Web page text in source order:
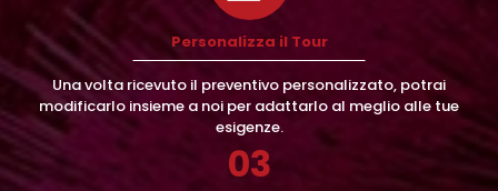
Personalizza il Tour
Una volta ricevuto il preventivo personalizzato, potrai
modificarlo insieme a noi per adattarlo al meglio alle tue
esigenze.
03